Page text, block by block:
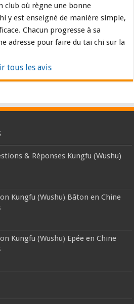
club où règne une bonne
y est enseigné de manière simple,
Chacun progresse à sa
adresse pour faire du tai chi sur la
tous les avis
& Réponses Kungfu (Wushu)
Kungfu (Wushu) Bâton en Chine
Kungfu (Wushu) Epée en Chine